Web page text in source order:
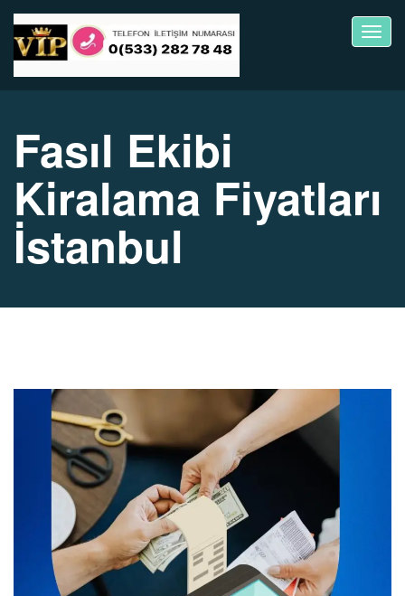
Fasıl Ekibi
Kiralama Fiyatları
İstanbul